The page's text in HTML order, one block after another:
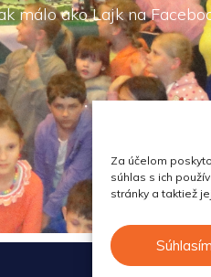
Za účelom
súhlas s ich
stránky a taktiež
Súhlasím
málo ako Lajk na